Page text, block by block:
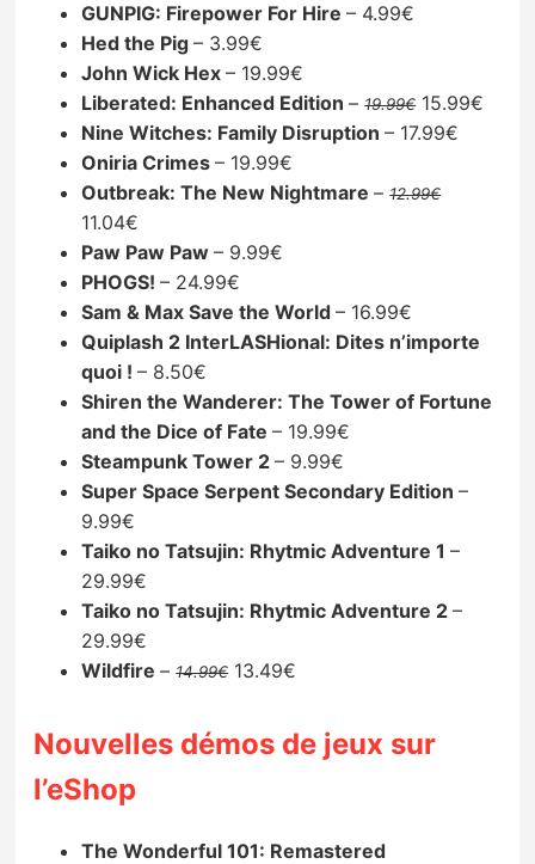
GUNPIG: Firepower For Hire– 4.99€
Hed the Pig– 3.99€
John Wick Hex– 19.99€
Liberated: Enhanced Edition–19.99€15.99€
Nine Witches: Family Disruption– 17.99€
Oniria Crimes– 19.99€
Outbreak: The New Nightmare–12.99€
11.04€
Paw Paw Paw– 9.99€
PHOGS!– 24.99€
Sam & Max Save the World– 16.99€
Quiplash 2 InterLASHional: Dites n’importe
quoi !– 8.50€
Shiren the Wanderer: The Tower of Fortune
and the Dice of Fate– 19.99€
Steampunk Tower 2– 9.99€
Super Space Serpent Secondary Edition–
9.99€
Taiko no Tatsujin: Rhytmic Adventure 1–
29.99€
Taiko no Tatsujin: Rhytmic Adventure 2–
29.99€
Wildfire–14.99€13.49€
Nouvelles démos de jeux sur
l’eShop
The Wonderful 101: Remastered